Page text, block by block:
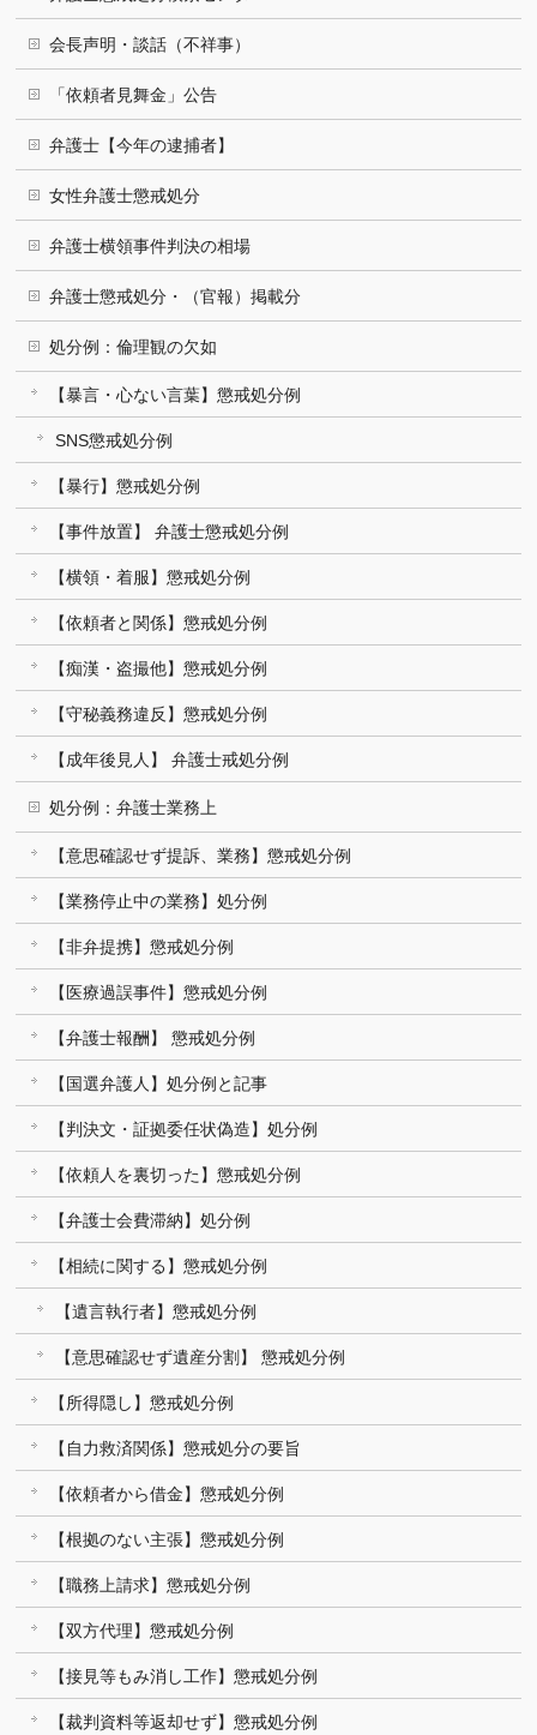
会長声明・談話（不祥事）
「依頼者見舞金」公告
弁護士【今年の逮捕者】
女性弁護士懲戒処分
弁護士横領事件判決の相場
弁護士懲戒処分・（官報）掲載分
処分例：倫理観の欠如
【暴言・心ない言葉】懲戒処分例
SNS懲戒処分例
【暴行】懲戒処分例
【事件放置】 弁護士懲戒処分例
【横領・着服】懲戒処分例
【依頼者と関係】懲戒処分例
【痴漢・盗撮他】懲戒処分例
【守秘義務違反】懲戒処分例
【成年後見人】 弁護士戒処分例
処分例：弁護士業務上
【意思確認せず提訴、業務】懲戒処分例
【業務停止中の業務】処分例
【非弁提携】懲戒処分例
【医療過誤事件】懲戒処分例
【弁護士報酬】 懲戒処分例
【国選弁護人】処分例と記事
【判決文・証拠委任状偽造】処分例
【依頼人を裏切った】懲戒処分例
【弁護士会費滞納】処分例
【相続に関する】懲戒処分例
【遺言執行者】懲戒処分例
【意思確認せず遺産分割】 懲戒処分例
【所得隠し】懲戒処分例
【自力救済関係】懲戒処分の要旨
【依頼者から借金】懲戒処分例
【根拠のない主張】懲戒処分例
【職務上請求】懲戒処分例
【双方代理】懲戒処分例
【接見等もみ消し工作】懲戒処分例
【裁判資料等返却せず】懲戒処分例